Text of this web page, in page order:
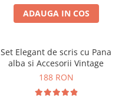
ADAUGA IN COS
Set Elegant de scris cu Pana
alba si Accesorii Vintage
188 RON